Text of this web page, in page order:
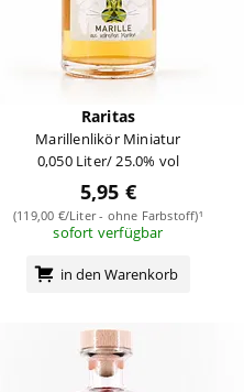
Raritas
Marillenlikör Miniatur
0,050 Liter/ 25.0% vol
5,95 €
(119,00 €/Liter - ohne Farbstoff)¹
sofort verfügbar
in den Warenkorb